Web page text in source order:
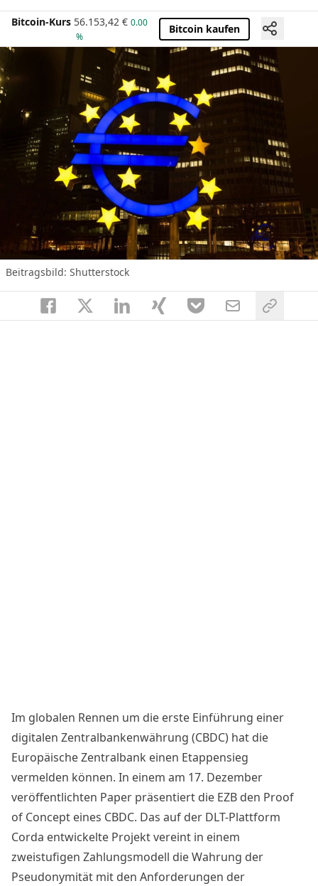
Bitcoin-Kurs 56.153,42 € 0.00
%
Bitcoin kaufen
Beitragsbild: Shutterstock
Im globalen Rennen um die erste Einführung einer
digitalen Zentralbankenwährung (CBDC) hat die
Europäische Zentralbank einen Etappensieg
vermelden können. In einem am 17. Dezember
veröffentlichten Paper präsentiert die EZB den Proof
of Concept eines CBDC. Das auf der DLT-Plattform
Corda entwickelte Projekt vereint in einem
zweistufigen Zahlungsmodell die Wahrung der
Pseudonymität mit den Anforderungen der